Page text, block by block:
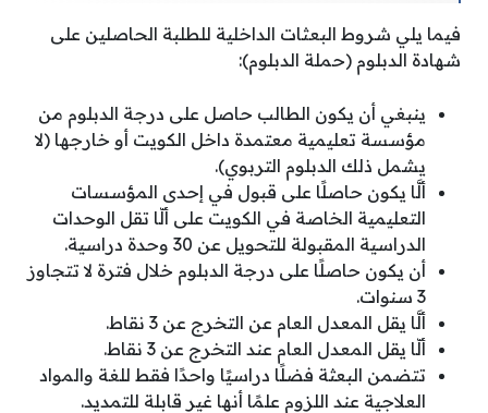
فيما يلي شروط البعثات الداخلية للطلبة الحاصلين على
شهادة الدبلوم (حملة الدبلوم):
ينبغي أن يكون الطالب حاصل على درجة الدبلوم من
مؤسسة تعليمية معتمدة داخل الكويت أو خارجها (لا
يشمل ذلك الدبلوم التربوي).
ألَّا يكون حاصلًا على قبول في إحدى المؤسسات
التعليمية الخاصة في الكويت على ألّا تقل الوحدات
الدراسية المقبولة للتحويل عن 30 وحدة دراسية.
أن يكون حاصلًا على درجة الدبلوم خلال فترة لا تتجاوز
3 سنوات.
ألَّا يقل المعدل العام عن التخرج عن 3 نقاط.
ألّا يقل المعدل العام عند التخرج عن 3 نقاط.
تتضمن البعثة فضلًا دراسيًا واحدًا فقط للغة والمواد
العلاجية عند اللزوم علمًا أنها غير قابلة للتمديد.